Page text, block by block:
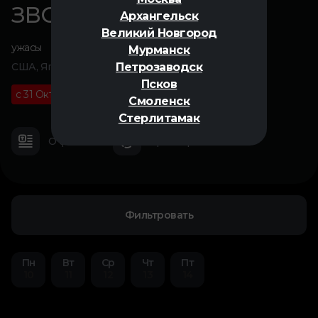
Архангельск
Великий Новгород
Мурманск
Петрозаводск
Псков
Смоленск
Стерлитамак
ЗВОНОК
ужасы
США, Япония, 2002
с 31 Октября 01 ч 55 м
О фильме
Фильтровать
Пн
Вт
Ср
Чт
Пт